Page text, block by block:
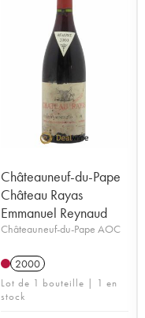
Châteauneuf-du-Pape
Château Rayas
Emmanuel Reynaud
Châteauneuf-du-Pape AOC
2000
Lot de 1 bouteille | 1 en
stock